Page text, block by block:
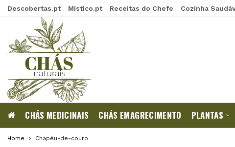
Descobertas.pt Mistico.pt Receitas do Chefe Cozinha
CHÁS MEDICINAIS CHÁS EMAGRECIMENTO PLANTAS
Home Chapéu-de-couro